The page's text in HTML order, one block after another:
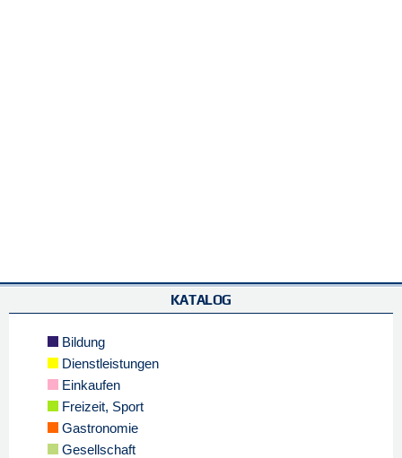
KATALOG
Bildung
Dienstleistungen
Einkaufen
Freizeit, Sport
Gastronomie
Gesellschaft